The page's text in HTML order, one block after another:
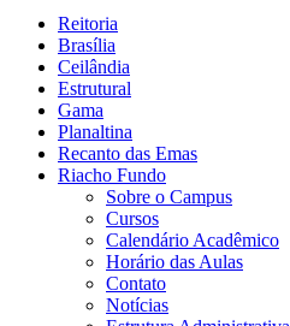
Reitoria
Brasília
Ceilândia
Estrutural
Gama
Planaltina
Recanto das Emas
Riacho Fundo
Sobre o Campus
Cursos
Calendário Acadêmico
Horário das Aulas
Contato
Notícias